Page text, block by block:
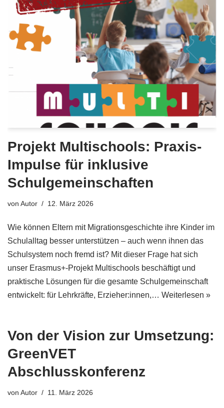
Projekt Multischools: Praxis-
Impulse für inklusive
Schulgemeinschaften
von Autor 12. März 2026
Wie können Eltern mit Migrationsgeschichte ihre Kinder im
Schulalltag besser unterstützen – auch wenn ihnen das
Schulsystem noch fremd ist? Mit dieser Frage hat sich
unser Erasmus+-Projekt Multischools beschäftigt und
praktische Lösungen für die gesamte Schulgemeinschaft
entwickelt: für Lehrkräfte, Erzieher:innen,… Weiterlesen »
Von der Vision zur Umsetzung:
GreenVET
Abschlusskonferenz
von Autor 11. März 2026